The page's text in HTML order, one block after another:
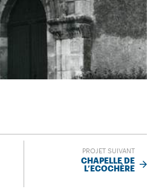
PROJET SUIVANT
CHAPELLE DE
L’ECOCHÈRE